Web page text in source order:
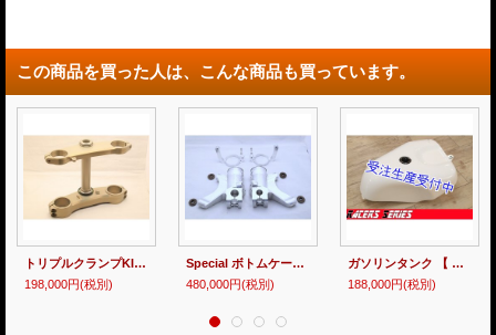
この商品を買った人は、こんな商品も買っています。
トリプルクランプKIT 【 NXA 】
198,000円(税別)
Special ボトムケース【 NXA 】
480,000円(税別)
ガソリンタンク 【 Racers Series 】RS250R NXA
188,000円(税別)